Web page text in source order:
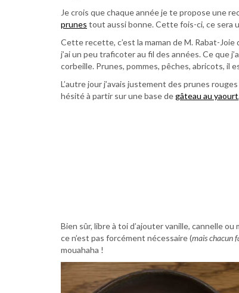
Je crois que chaque année je te propose une
prunes tout aussi bonne. Cette fois-ci, ce sera
Cette recette, c’est la maman de M. Rabat-Joie
j’ai un peu traficoter au fil des années. Ce que
corbeille. Prunes, pommes, pêches, abricots, il
L’autre jour j’avais justement des prunes
hésité à partir sur une base degâteau au yaourt
Bien sûr, libre à toi d’ajouter vanille, cannelle
ce n’est pas forcément nécessaire (mais chacun
mouahaha !